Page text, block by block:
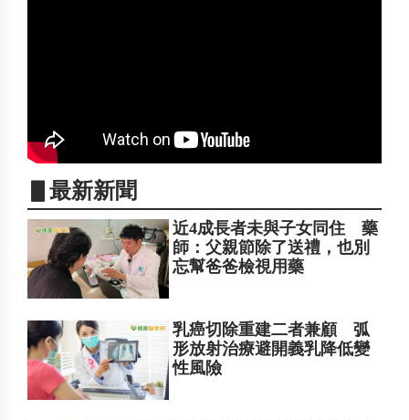
▋最新新聞
近4成長者未與子女同住 藥
師：父親節除了送禮，也別
忘幫爸爸檢視用藥
乳癌切除重建二者兼顧 弧
形放射治療避開義乳降低變
性風險